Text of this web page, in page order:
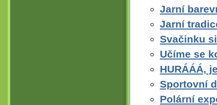
Jarní
Jarní
Svačinku
Učíme se
HURÁÁÁ,
Sportovní
Polární